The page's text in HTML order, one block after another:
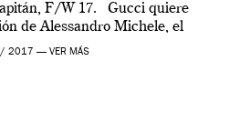
F/W 17. Gucci quiere
de Alessandro Michele, el
creativo de […]
2017 — VER MÁS